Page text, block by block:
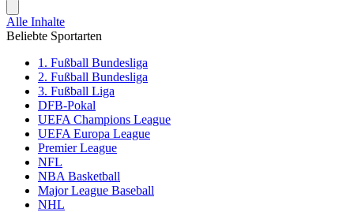
Alle Inhalte
Beliebte Sportarten
1. Fußball Bundesliga
2. Fußball Bundesliga
3. Fußball Liga
DFB-Pokal
UEFA Champions League
UEFA Europa League
Premier League
NFL
NBA Basketball
Major League Baseball
NHL